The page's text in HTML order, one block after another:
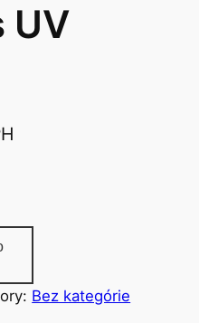
UV
Bez kategórie